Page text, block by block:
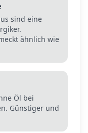
sind eine
ähnlich wie
Öl bei
Günstiger und